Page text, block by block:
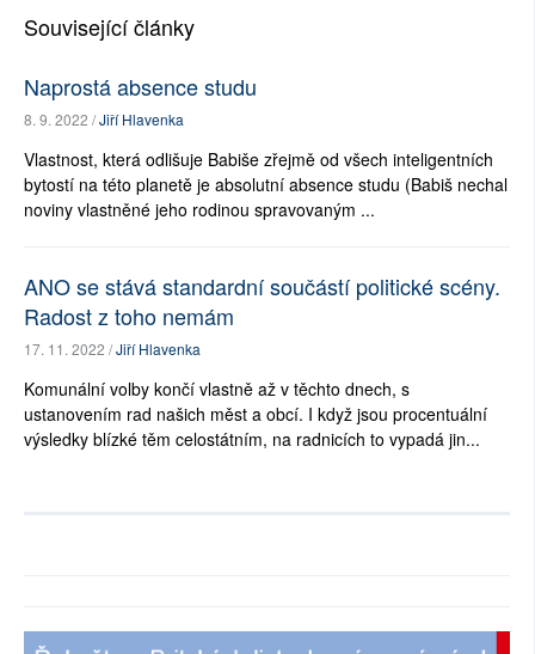
Související články
Naprostá absence studu
8. 9. 2022 /Jiří Hlavenka
Vlastnost, která odlišuje Babiše zřejmě od všech inteligentních
bytostí na této planetě je absolutní absence studu (Babiš nechal
noviny vlastněné jeho rodinou spravovaným ...
ANO se stává standardní součástí politické scény.
Radost z toho nemám
17. 11. 2022 /Jiří Hlavenka
Komunální volby končí vlastně až v těchto dnech, s
ustanovením rad našich měst a obcí. I když jsou procentuální
výsledky blízké těm celostátním, na radnicích to vypadá jin...